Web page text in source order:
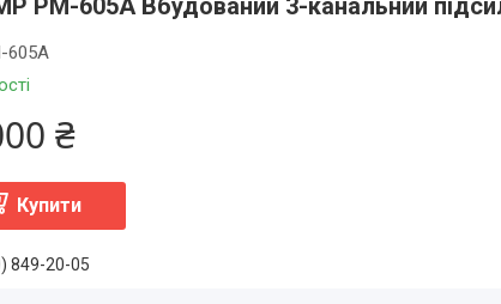
PM-605A Вбудований 3-канальний
605A
₴
Купити
849-20-05